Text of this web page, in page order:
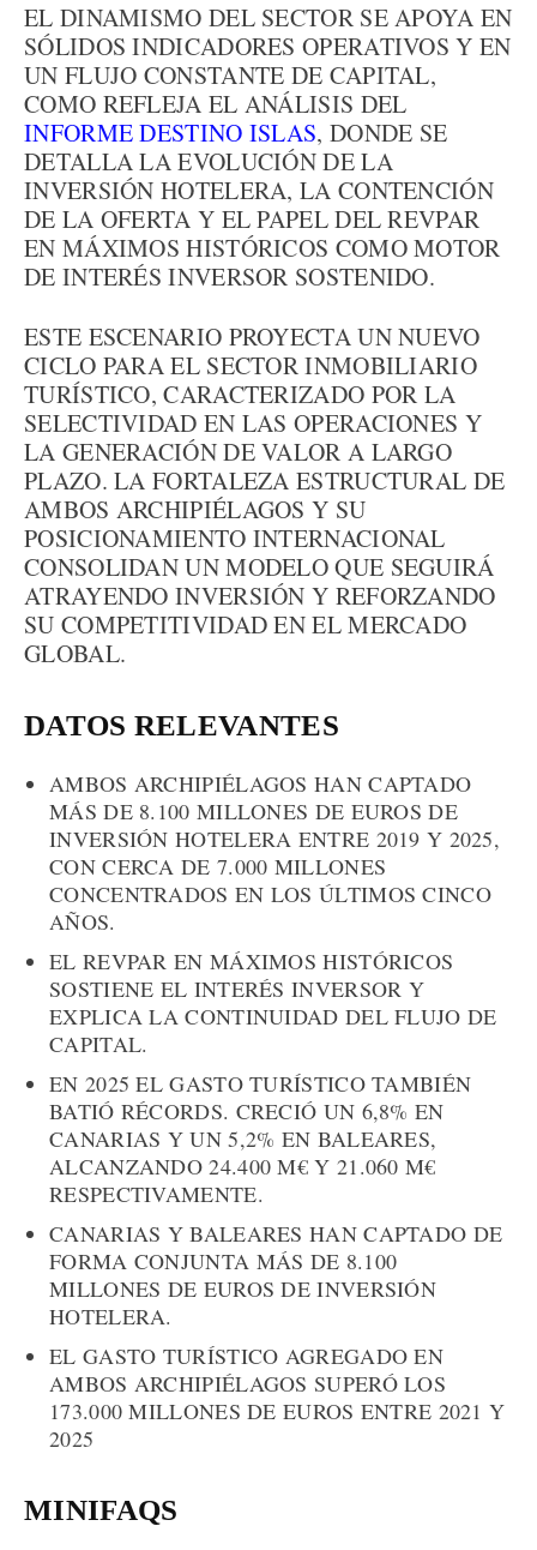
EL DINAMISMO DEL SECTOR SE APOYA EN
SÓLIDOS INDICADORES OPERATIVOS Y EN
UN FLUJO CONSTANTE DE CAPITAL,
COMO REFLEJA EL ANÁLISIS DEL
INFORME DESTINO ISLAS, DONDE SE
DETALLA LA EVOLUCIÓN DE LA
INVERSIÓN HOTELERA, LA CONTENCIÓN
DE LA OFERTA Y EL PAPEL DEL REVPAR
EN MÁXIMOS HISTÓRICOS COMO MOTOR
DE INTERÉS INVERSOR SOSTENIDO.
ESTE ESCENARIO PROYECTA UN NUEVO
CICLO PARA EL SECTOR INMOBILIARIO
TURÍSTICO, CARACTERIZADO POR LA
SELECTIVIDAD EN LAS OPERACIONES Y
LA GENERACIÓN DE VALOR A LARGO
PLAZO. LA FORTALEZA ESTRUCTURAL DE
AMBOS ARCHIPIÉLAGOS Y SU
POSICIONAMIENTO INTERNACIONAL
CONSOLIDAN UN MODELO QUE SEGUIRÁ
ATRAYENDO INVERSIÓN Y REFORZANDO
SU COMPETITIVIDAD EN EL MERCADO
GLOBAL.
DATOS RELEVANTES
AMBOS ARCHIPIÉLAGOS HAN CAPTADO
MÁS DE 8.100 MILLONES DE EUROS DE
INVERSIÓN HOTELERA ENTRE 2019 Y 2025,
CON CERCA DE 7.000 MILLONES
CONCENTRADOS EN LOS ÚLTIMOS CINCO
AÑOS.
EL REVPAR EN MÁXIMOS HISTÓRICOS
SOSTIENE EL INTERÉS INVERSOR Y
EXPLICA LA CONTINUIDAD DEL FLUJO DE
CAPITAL.
EN 2025 EL GASTO TURÍSTICO TAMBIÉN
BATIÓ RÉCORDS. CRECIÓ UN 6,8% EN
CANARIAS Y UN 5,2% EN BALEARES,
ALCANZANDO 24.400 M€ Y 21.060 M€
RESPECTIVAMENTE.
CANARIAS Y BALEARES HAN CAPTADO DE
FORMA CONJUNTA MÁS DE 8.100
MILLONES DE EUROS DE INVERSIÓN
HOTELERA.
EL GASTO TURÍSTICO AGREGADO EN
AMBOS ARCHIPIÉLAGOS SUPERÓ LOS
173.000 MILLONES DE EUROS ENTRE 2021 Y
2025
MINIFAQS